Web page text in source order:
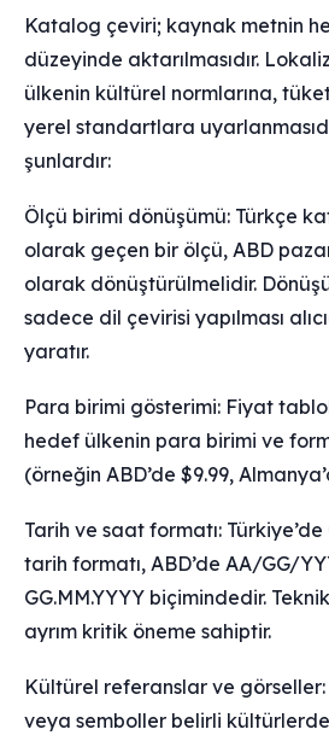
Katalog çeviri; kaynak metnin
düzeyinde aktarılmasıdır.
ülkenin kültürel normlarına,
yerel standartlara
şunlardır:
Ölçü birimi dönüşümü: Türkçe
olarak geçen bir ölçü, ABD
olarak dönüştürülmelidir.
sadece dil çevirisi yapılması
yaratır.
Para birimi gösterimi: Fiyat
hedef ülkenin para birimi ve
(örneğin ABD’de $9.99,
Tarih ve saat formatı: Türkiye’de
tarih formatı, ABD’de AA/GG/
GG.MM.YYYY biçimindedir.
ayrım kritik öneme sahiptir.
Kültürel referanslar ve görseller:
veya semboller belirli